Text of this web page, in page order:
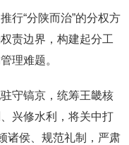
行“分陕而治”的分权方
责边界，构建起分工
理难题。
守镐京，统筹王畿核
兴修水利，将关中打
诸侯、规范礼制，严肃